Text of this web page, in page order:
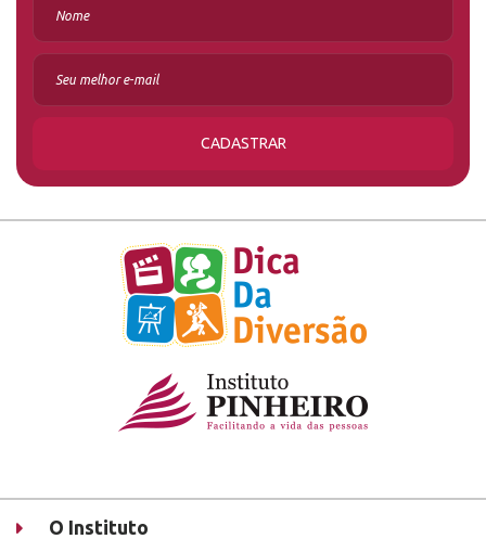
CADASTRAR
O Instituto